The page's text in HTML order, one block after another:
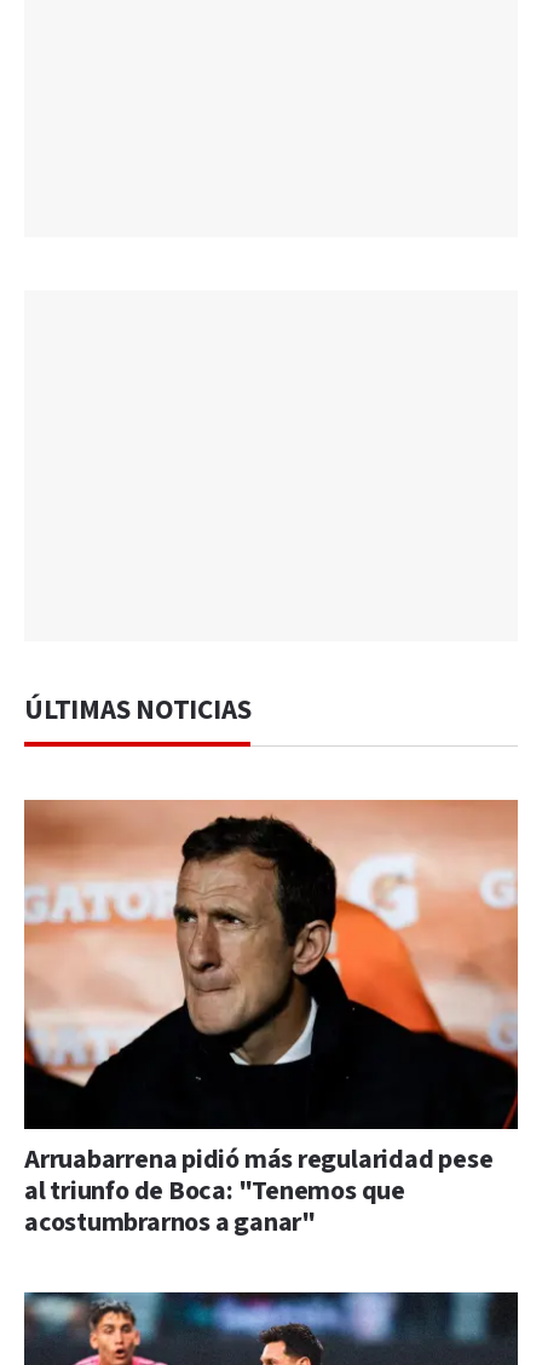
ÚLTIMAS NOTICIAS
Arruabarrena pidió más regularidad pese
al triunfo de Boca: "Tenemos que
acostumbrarnos a ganar"